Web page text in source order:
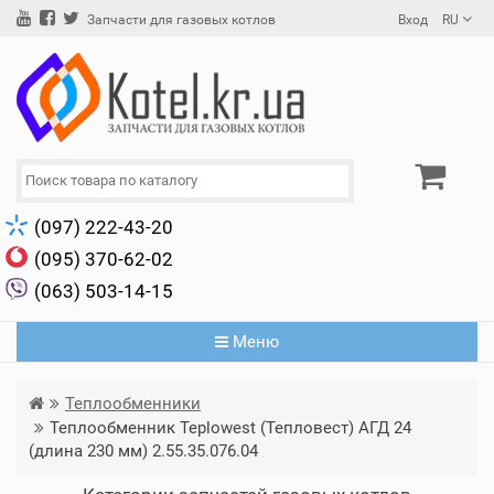
Запчасти для газовых котлов Вход RU
(097) 222-43-20
(095) 370-62-02
(063) 503-14-15
Меню
Теплообменники
Теплообменник Teplowest​ (Тепловест) АГД 24
(длина 230 мм) 2.55.35.076.04